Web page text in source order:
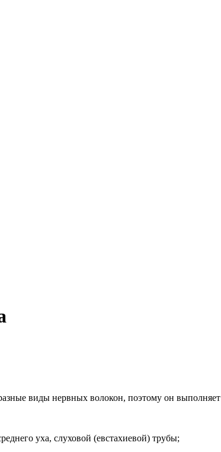
виды нервных волокон, поэтому он
уха, слуховой (евстахиевой) трубы;